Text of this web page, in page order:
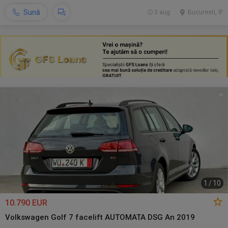
Sună Bucuresti, IF
3 aug.
1 / 10
10.790 EUR
Volkswagen Golf 7 facelift AUTOMATA DSG An 2019